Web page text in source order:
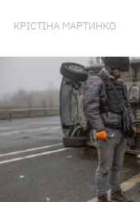
КРІСТІНА МАРТИНКО